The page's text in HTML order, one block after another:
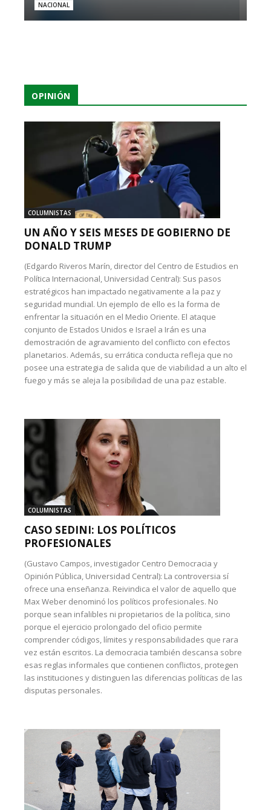
NACIONAL
OPINIÓN
COLUMNISTAS
UN AÑO Y SEIS MESES DE GOBIERNO DE
DONALD TRUMP
(Edgardo Riveros Marín, director del Centro de Estudios en
Política Internacional, Universidad Central): Sus pasos
estratégicos han impactado negativamente a la paz y
seguridad mundial. Un ejemplo de ello es la forma de
enfrentar la situación en el Medio Oriente. El ataque
conjunto de Estados Unidos e Israel a Irán es una
demostración de agravamiento del conflicto con efectos
planetarios. Además, su errática conducta refleja que no
posee una estrategia de salida que de viabilidad a un alto el
fuego y más se aleja la posibilidad de una paz estable.
COLUMNISTAS
CASO SEDINI: LOS POLÍTICOS
PROFESIONALES
(Gustavo Campos, investigador Centro Democracia y
Opinión Pública, Universidad Central): La controversia sí
ofrece una enseñanza. Reivindica el valor de aquello que
Max Weber denominó los políticos profesionales. No
porque sean infalibles ni propietarios de la política, sino
porque el ejercicio prolongado del oficio permite
comprender códigos, límites y responsabilidades que rara
vez están escritos. La democracia también descansa sobre
esas reglas informales que contienen conflictos, protegen
las instituciones y distinguen las diferencias políticas de las
disputas personales.